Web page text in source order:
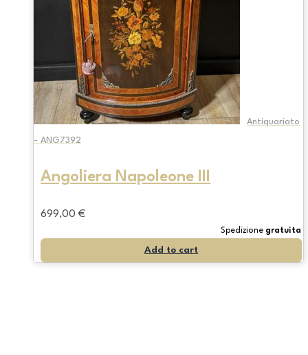
Antiquariato
- ANG7392
Angoliera Napoleone III
699,00 €
Spedizione gratuita
Add to cart